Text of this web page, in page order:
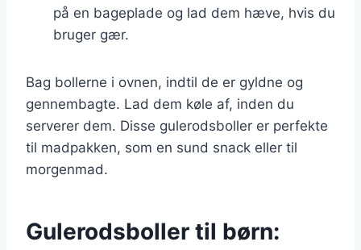
på en bageplade og lad dem hæve, hvis du
bruger gær.
Bag bollerne i ovnen, indtil de er gyldne og
gennembagte. Lad dem køle af, inden du
serverer dem. Disse gulerodsboller er perfekte
til madpakken, som en sund snack eller til
morgenmad.
Gulerodsboller til børn: